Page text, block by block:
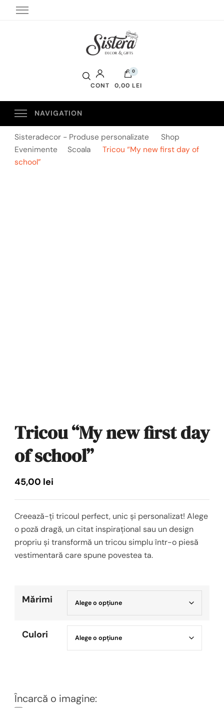
CONT
0
0,00 LEI
Sisteradecor - Produse personalizate
Shop
Evenimente
Scoala
Tricou “My new first day of
school”
Tricou “My new first day
of school”
45,00 lei
Creează-ți tricoul perfect, unic și personalizat! Alege
o poză dragă, un citat inspirațional sau un design
propriu și transformă un tricou simplu într-o piesă
vestimentară care spune povestea ta.
Mărimi
Culori
Încarcă o imagine: